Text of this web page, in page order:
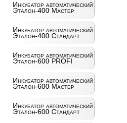
Инкубатор автоматический
Эталон-400 Мастер
Инкубатор автоматический
Эталон-400 Стандарт
Инкубатор автоматический
Эталон-600 PROFI
Инкубатор автоматический
Эталон-600 Мастер
Инкубатор автоматический
Эталон-600 Стандарт